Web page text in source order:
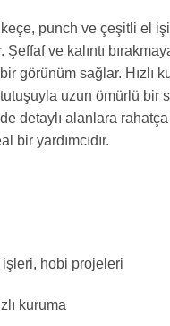
punch ve çeşitli el
ve kalıntı
görünüm sağlar. Hızlı
uzun ömürlü bir
detaylı alanlara
bir yardımcıdır.
hobi projeleri
kuruma